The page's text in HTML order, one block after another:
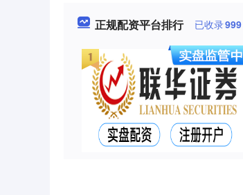
正规配资平台排行 已收录999